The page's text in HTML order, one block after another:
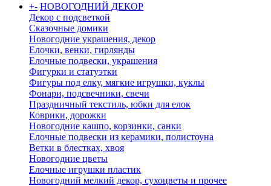
+- НОВОГОДНИЙ ДЕКОР
Декор с подсветкой
Сказочные домики
Новогодние украшения, декор
Елочки, венки, гирлянды
Елочные подвески, украшения
Фигурки и статуэтки
Фигуры под елку, мягкие игрушки, куклы
Фонари, подсвечники, свечи
Праздничный текстиль, юбки для елок
Коврики, дорожки
Новогодние кашпо, корзинки, санки
Елочные подвески из керамики, полистоуна
Ветки в блестках, хвоя
Новогодние цветы
Елочные игрушки пластик
Новогодний мелкий декор, сухоцветы и прочее